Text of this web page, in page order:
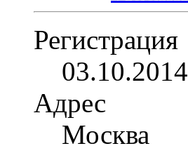
Регистрация
03.10.2014
Адрес
Москва